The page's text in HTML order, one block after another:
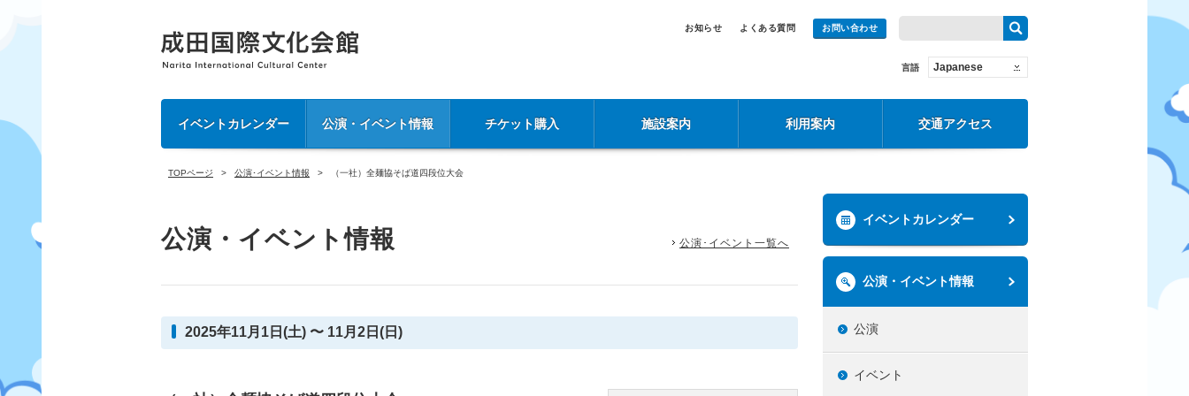
お知らせ よくある質問 お問い合わせ
言語 Japanese
イベントカレンダー 公演・イベント情報 チケット購入 施設案内 利用案内 交通アクセス
TOPページ 公演･イベント情報 （一社）全麺協そば道四段位大会
公演・イベント情報 公演･イベント一覧へ
2025年11月1日(土) 〜 11月2日(日)
イベントカレンダー
公演・イベント情報
公演
イベント